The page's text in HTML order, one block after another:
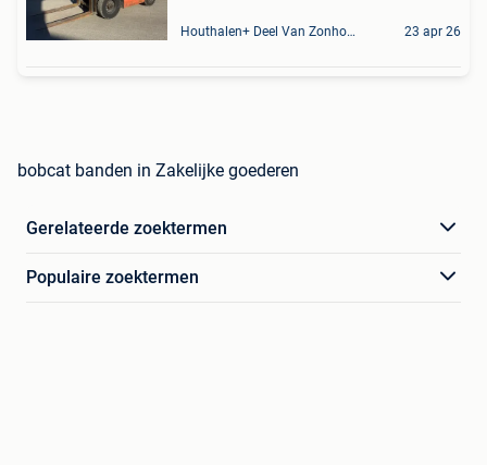
Houthalen+ Deel Van Zonhoven En Zolder 23 apr 26
bobcat banden in Zakelijke goederen
Gerelateerde zoektermen
Populaire zoektermen